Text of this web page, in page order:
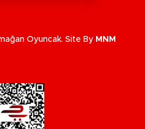
Oyuncak. Site By MNM